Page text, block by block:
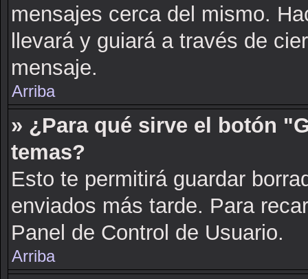
mensajes cerca del mismo.
llevará y guiará a través de
mensaje.
Arriba
» ¿Para qué sirve el botón
temas?
Esto te permitirá guardar
enviados más tarde. Para
Panel de Control de Usuario.
Arriba